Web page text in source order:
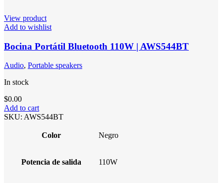
View product
Add to wishlist
Bocina Portátil Bluetooth 110W | AWS544BT
Audio, Portable speakers
In stock
$0.00
Add to cart
SKU: AWS544BT
Color Negro
Potencia de salida 110W